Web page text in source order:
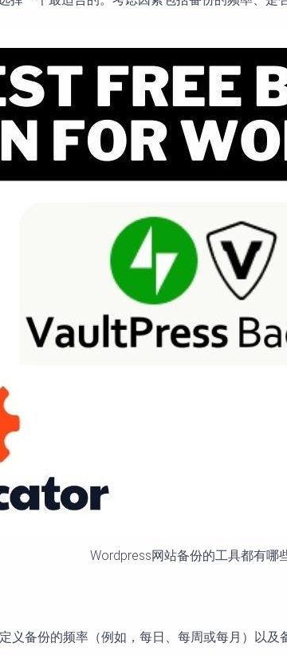
Wordpress网站备份的工具都有哪
备份的频率（例如，每日、每周或每月）以及